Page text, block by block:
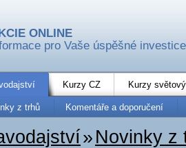
ONLINE
pro Vaše úspěšné investice
Kurzy CZ Kurzy
z trhů Komentáře a doporučení
» Novinky z